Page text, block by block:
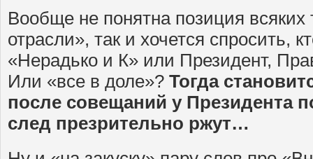
Вообще не понятна позиция всяких
отрасли», так и хочется спросить,
«Нерадько и К» или Президент,
Или «все в доле»? Тогда
после совещаний у Президента
след презрительно ржут…